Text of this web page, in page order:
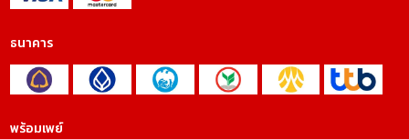
ธนาคาร
พร้อมเพย์